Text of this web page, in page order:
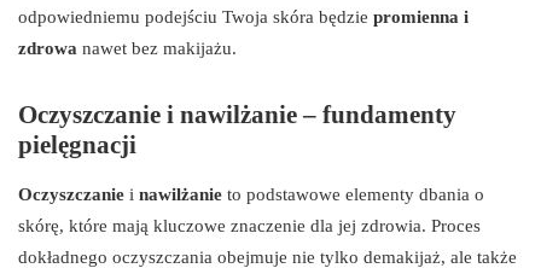
odpowiedniemu podejściu Twoja skóra będzie promienna i
zdrowa nawet bez makijażu.
Oczyszczanie i nawilżanie – fundamenty
pielęgnacji
Oczyszczanie i nawilżanie to podstawowe elementy dbania o
skórę, które mają kluczowe znaczenie dla jej zdrowia. Proces
dokładnego oczyszczania obejmuje nie tylko demakijaż, ale także